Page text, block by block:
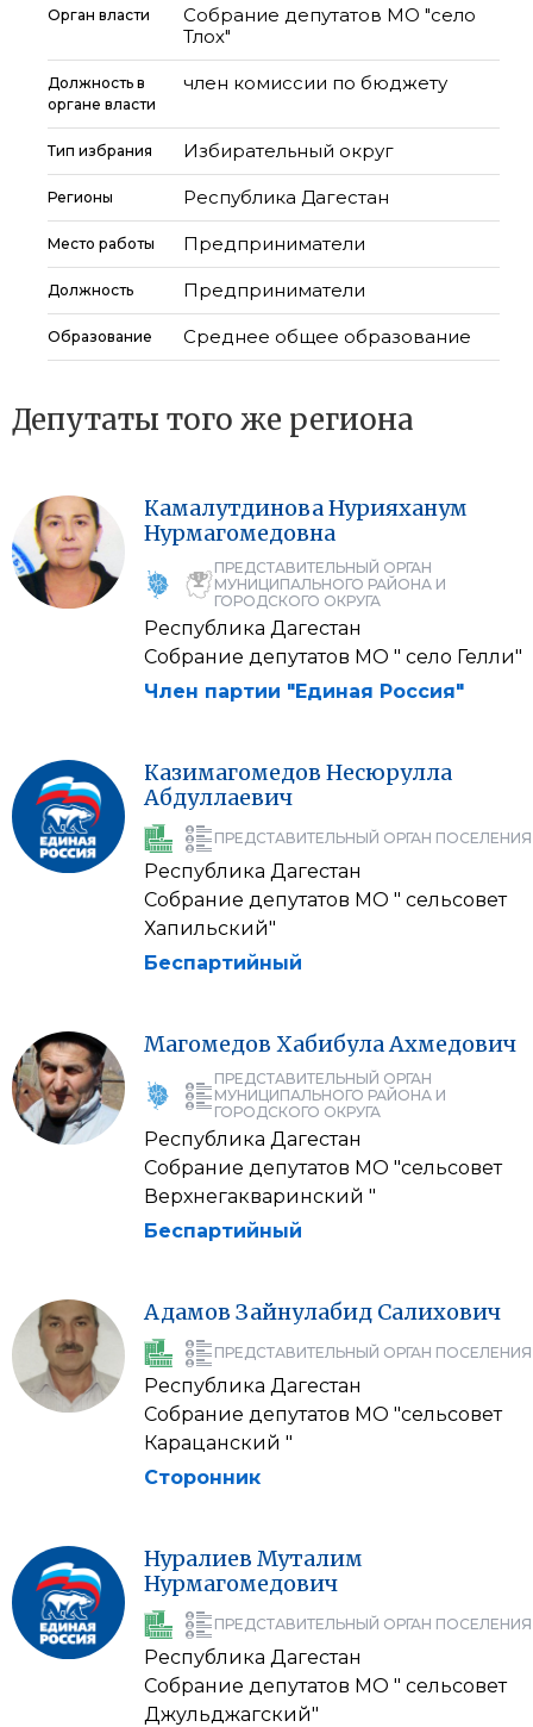
Орган власти
Собрание депутатов МО "село
Тлох"
Должность в
органе власти
член комиссии по бюджету
Тип избрания Избирательный округ
Регионы Республика Дагестан
Место работы Предприниматели
Должность Предприниматели
Образование Среднее общее образование
Депутаты того же региона
КамалутдиноваНурияханум
Нурмагомедовна
ПРЕДСТАВИТЕЛЬНЫЙ ОРГАН
МУНИЦИПАЛЬНОГО РАЙОНА И
ГОРОДСКОГО ОКРУГА
Республика Дагестан
Собрание депутатов МО " село Гелли"
Член партии "Единая Россия"
Казимагомедов Несюрулла
Абдуллаевич
ПРЕДСТАВИТЕЛЬНЫЙ ОРГАН ПОСЕЛЕНИЯ
Республика Дагестан
Собрание депутатов МО " сельсовет
Хапильский"
Беспартийный
Магомедов ХабибулаАхмедович
ПРЕДСТАВИТЕЛЬНЫЙ ОРГАН
МУНИЦИПАЛЬНОГО РАЙОНА И
ГОРОДСКОГО ОКРУГА
Республика Дагестан
Собрание депутатов МО "сельсовет
Верхнегакваринский "
Беспартийный
Адамов Зайнулабид Салихович
ПРЕДСТАВИТЕЛЬНЫЙ ОРГАН ПОСЕЛЕНИЯ
Республика Дагестан
Собрание депутатов МО "сельсовет
Карацанский "
Сторонник
Нуралиев Муталим
Нурмагомедович
ПРЕДСТАВИТЕЛЬНЫЙ ОРГАН ПОСЕЛЕНИЯ
Республика Дагестан
Собрание депутатов МО " сельсовет
Джульджагский"